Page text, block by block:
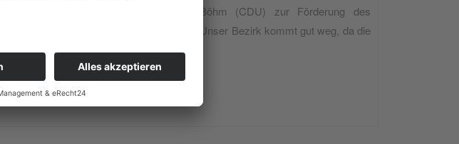
Fazit des OBR-Vorsitzenden Peter Böhm (CDU) zur Förderung des
fiel zunächst wohlwollend aus: „Unser Bezirk kommt gut weg, da die
Maßnahmen...